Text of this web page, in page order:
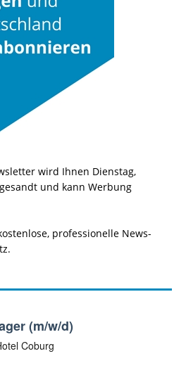
wird Ihnen Dienstag,
und kann Werbung
professionelle News-